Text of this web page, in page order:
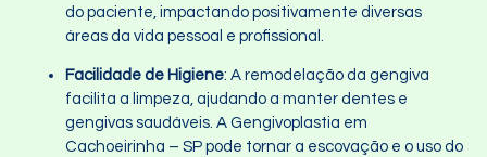
do paciente, impactando positivamente diversas
áreas da vida pessoal e profissional.
Facilidade de Higiene: A remodelação da gengiva
facilita a limpeza, ajudando a manter dentes e
gengivas saudáveis. A Gengivoplastia em
Cachoeirinha – SP pode tornar a escovação e o uso do